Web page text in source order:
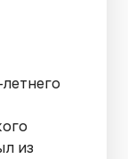
из